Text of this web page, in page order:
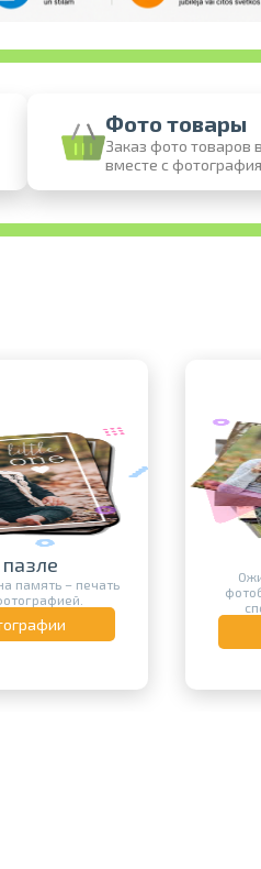
онлайн
фотографий
Фото товары
Заказ фото товаров
вместе с
память – печать